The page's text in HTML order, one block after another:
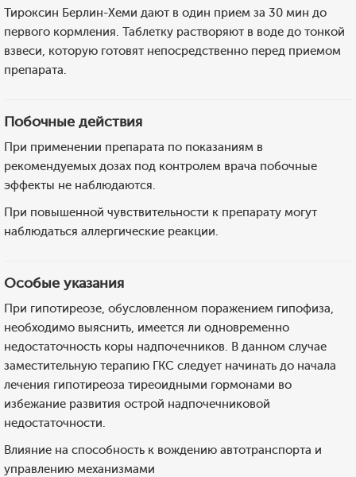
Тироксин Берлин-Хеми дают в один прием за 30 мин до
первого кормления. Таблетку растворяют в воде до тонкой
взвеси, которую готовят непосредственно перед приемом
препарата.
Побочные действия
При применении препарата по показаниям в
рекомендуемых дозах под контролем врача побочные
эффекты не наблюдаются.
При повышенной чувствительности к препарату могут
наблюдаться аллергические реакции.
Особые указания
При гипотиреозе, обусловленном поражением гипофиза,
необходимо выяснить, имеется ли одновременно
недостаточность коры надпочечников. В данном случае
заместительную терапию ГКС следует начинать до начала
лечения гипотиреоза тиреоидными гормонами во
избежание развития острой надпочечниковой
недостаточности.
Влияние на способность к вождению автотранспорта и
управлению механизмами